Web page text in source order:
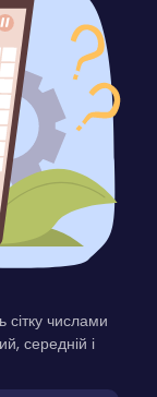
сітку числами
середній і